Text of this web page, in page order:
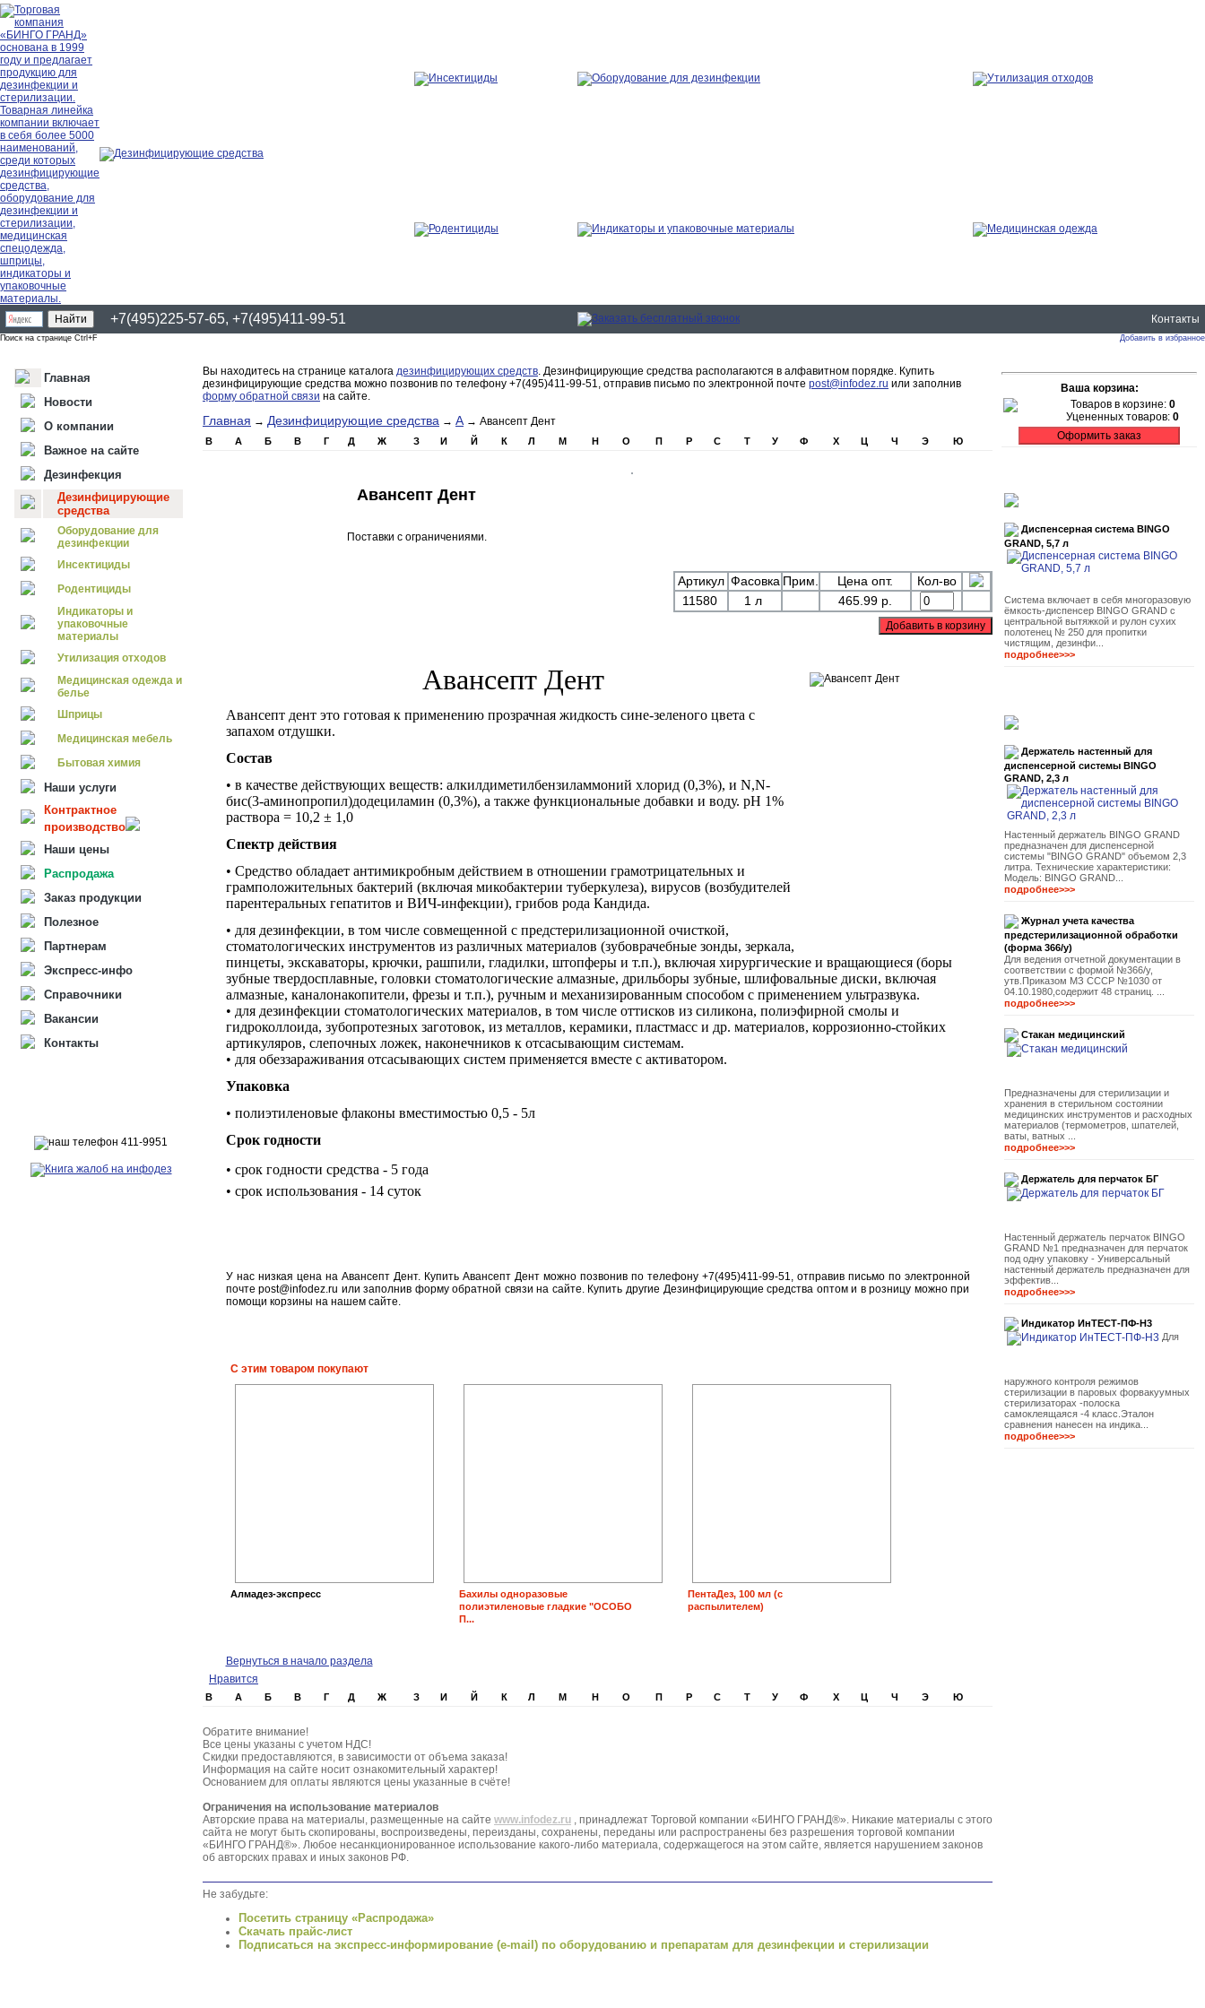
+7(495)225-57-65, +7(495)411-99-51 Контакты
Поиск на странице Ctrl+F Добавить в избранное
Главная
Новости
О компании
Важное на сайте
Дезинфекция
Дезинфицирующие
средства
Оборудование для
дезинфекции
Инсектициды
Родентициды
Индикаторы и
упаковочные
материалы
Утилизация отходов
Медицинская одежда и
белье
Шприцы
Медицинская мебель
Бытовая химия
Наши услуги
Контрактное
производство
Наши цены
Распродажа
Заказ продукции
Полезное
Партнерам
Экспресс-инфо
Справочники
Вакансии
Контакты
Вы находитесь на странице каталога дезинфицирующих средств. Дезинфицирующие средства располагаются в алфавитном порядке. Купить
дезинфицирующие средства можно позвонив по телефону +7(495)411-99-51, отправив письмо по электронной почте post@infodez.ru или заполнив
форму обратной связи на сайте.
Главная → Дезинфицирующие средства → А→ Авансепт Дент
B А Б В Г Д Ж З И Й К Л М Н О П Р С Т У Ф Х Ц Ч Э Ю
Авансепт Дент
Поставки с ограничениями.
Артикул Фасовка Прим. Цена опт.
Кол-во
11580
1 л 465.99 р.
Авансепт Дент
Авансепт дент это готовая к применению прозрачная жидкость сине-зеленого цвета с
запахом отдушки.
Состав
• в качестве действующих веществ: алкилдиметилбензиламмоний хлорид (0,3%), и N,N-
бис(3-аминопропил)додециламин (0,3%), а также функциональные добавки и воду. рН 1%
раствора = 10,2 ± 1,0
Спектр действия
• Средство обладает антимикробным действием в отношении грамотрицательных и
грамположительных бактерий (включая микобактерии туберкулеза), вирусов (возбудителей
парентеральных гепатитов и ВИЧ-инфекции), грибов рода Кандида.
• для дезинфекции, в том числе совмещенной с предстерилизационной очисткой,
стоматологических инструментов из различных материалов (зубоврачебные зонды, зеркала,
пинцеты, экскаваторы, крючки, рашпили, гладилки, штопферы и т.п.), включая хирургические и вращающиеся (боры
зубные твердосплавные, головки стоматологические алмазные, дрильборы зубные, шлифовальные диски, включая
алмазные, каналонакопители, фрезы и т.п.), ручным и механизированным способом с применением ультразвука.
• для дезинфекции стоматологических материалов, в том числе оттисков из силикона, полиэфирной смолы и
гидроколлоида, зубопротезных заготовок, из металлов, керамики, пластмасс и др. материалов, коррозионно-стойких
артикуляров, слепочных ложек, наконечников к отсасывающим системам.
• для обеззараживания отсасывающих систем применяется вместе с активатором.
Упаковка
• полиэтиленовые флаконы вместимостью 0,5 - 5л
Срок годности
• срок годности средства - 5 года
• срок использования - 14 суток
У нас низкая цена на Авансепт Дент. Купить Авансепт Дент можно позвонив по телефону +7(495)411-99-51, отправив письмо по электронной
почте post@infodez.ru или заполнив форму обратной связи на сайте. Купить другие Дезинфицирующие средства оптом и в розницу можно при
помощи корзины на нашем сайте.
С этим товаром покупают
Алмадез-экспресс
Бахилы одноразовые
полиэтиленовые гладкие "ОСОБО
П...
ПентаДез, 100 мл (с
распылителем)
Вернуться в начало раздела
Нравится
B А Б В Г Д Ж З И Й К Л М Н О П Р С Т У Ф Х Ц Ч Э Ю
Обратите внимание!
Все цены указаны с учетом НДС!
Скидки предоставляются, в зависимости от объема заказа!
Информация на сайте носит ознакомительный характер!
Основанием для оплаты являются цены указанные в счёте!
Ограничения на использование материалов
Авторские права на материалы, размещенные на сайте www.infodez.ru , принадлежат Торговой компании «БИНГО ГРАНД®». Никакие материалы с этого
сайта не могут быть скопированы, воспроизведены, переизданы, сохранены, переданы или распространены без разрешения торговой компании
«БИНГО ГРАНД®». Любое несанкционированное использование какого-либо материала, содержащегося на этом сайте, является нарушением законов
об авторских правах и иных законов РФ.
Не забудьте:
Посетить страницу «Распродажа»
Скачать прайс-лист
Подписаться на экспресс-информирование (e-mail) по оборудованию и препаратам для дезинфекции и стерилизации
Ваша корзина:
Товаров в корзине: 0
Уцененных товаров: 0
Диспенсерная система BINGO
GRAND, 5,7 л
Система включает в себя многоразовую
ёмкость-диспенсер BINGO GRAND с
центральной вытяжкой и рулон сухих
полотенец № 250 для пропитки
чистящим, дезинфи...
подробнее>>>
Держатель настенный для
диспенсерной системы BINGO
GRAND, 2,3 л
Настенный держатель BINGO GRAND
предназначен для диспенсерной
системы "BINGO GRAND" объемом 2,3
литра. Технические характеристики:
Модель: BINGO GRAND...
подробнее>>>
Журнал учета качества
предстерилизационной обработки
(форма 366/у)
Для ведения отчетной документации в
соответствии с формой №366/у,
утв.Приказом МЗ СССР №1030 от
04.10.1980,содержит 48 страниц. ...
подробнее>>>
Стакан медицинский
Предназначены для стерилизации и
хранения в стерильном состоянии
медицинских инструментов и расходных
материалов (термометров, шпателей,
ваты, ватных ...
подробнее>>>
Держатель для перчаток БГ
Настенный держатель перчаток BINGO
GRAND №1 предназначен для перчаток
под одну упаковку - Универсальный
настенный держатель предназначен для
эффектив...
подробнее>>>
Индикатор ИнТЕСТ-ПФ-Н3
Для
наружного контроля режимов
стерилизации в паровых форвакуумных
стерилизаторах -полоска
самоклеящаяся -4 класс.Эталон
сравнения нанесен на индика...
подробнее>>>